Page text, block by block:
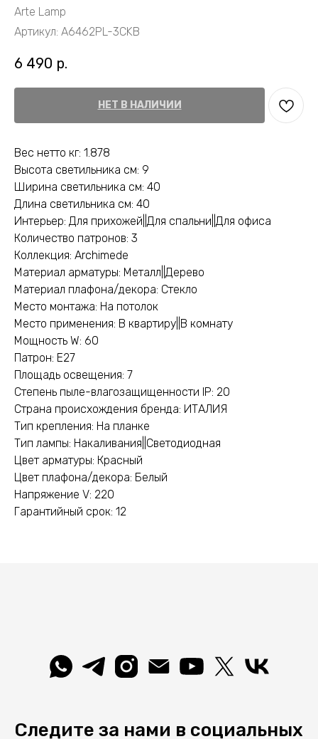
Arte Lamp
Артикул: A6462PL-3CKB
6 490 р.
НЕТ В НАЛИЧИИ
Вес нетто кг: 1.878
Высота светильника см: 9
Ширина светильника см: 40
Длина светильника см: 40
Интерьер: Для прихожей||Для спальни||Для офиса
Количество патронов: 3
Коллекция: Archimede
Материал арматуры: Металл||Дерево
Материал плафона/декора: Стекло
Место монтажа: На потолок
Место применения: В квартиру||В комнату
Мощность W: 60
Патрон: E27
Площадь освещения: 7
Степень пыле-влагозащищенности IP: 20
Страна происхождения бренда: ИТАЛИЯ
Тип крепления: На планке
Тип лампы: Накаливания||Светодиодная
Цвет арматуры: Красный
Цвет плафона/декора: Белый
Напряжение V: 220
Гарантийный срок: 12
Следите за нами в социальных